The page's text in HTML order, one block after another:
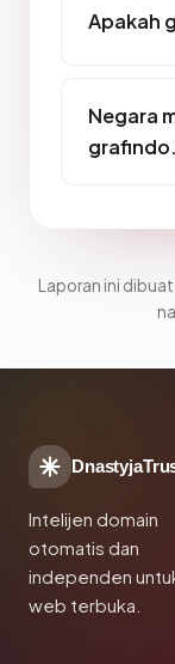
Apakah
Negara
Laporan ini
Intelijen domain
otomatis dan
independen
web terbuka.